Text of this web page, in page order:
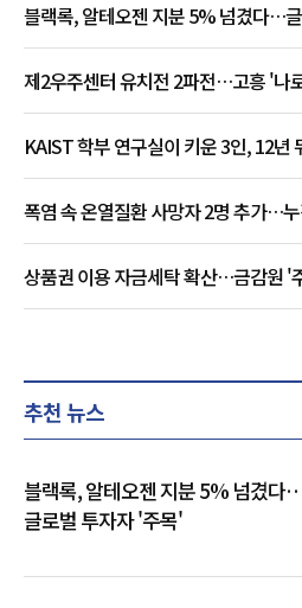
블랙록, 알테오젠 지분 5% 넘겼다…
제2우주센터 유치전 2파전…고흥 '나
KAIST 학부 연구실이 키운 3인, 12년
폭염 속 온열질환 사망자 2명 추가…
상품권 이용 자금세탁 확산…금감원 '
추천 뉴스
블랙록, 알테오젠 지분 5% 넘겼다
글로벌 투자자 '주목'